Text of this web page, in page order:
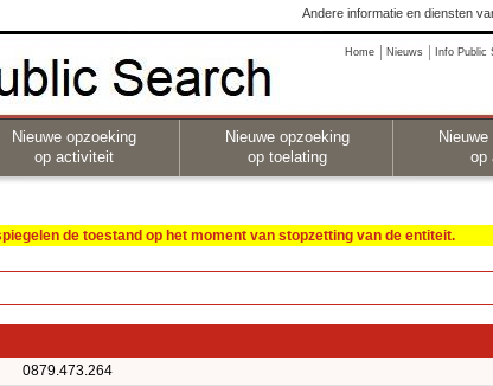
Andere informatie en diensten
Home Nieuws Info Public
Nieuwe opzoeking
op activiteit
Nieuwe opzoeking
op toelating
op
de toestand op het moment van stopzetting van de entiteit.
0879.473.264